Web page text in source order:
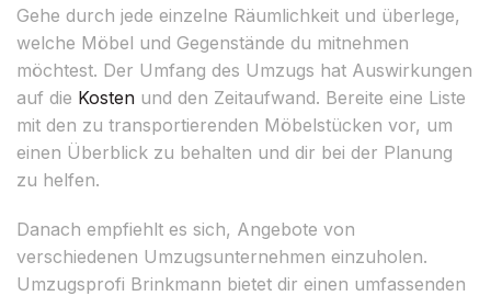
Gehe durch jede einzelne Räumlichkeit und überlege,
welche Möbel und Gegenstände du mitnehmen
möchtest. Der Umfang des Umzugs hat Auswirkungen
auf die Kosten und den Zeitaufwand. Bereite eine Liste
mit den zu transportierenden Möbelstücken vor, um
einen Überblick zu behalten und dir bei der Planung
zu helfen.
Danach empfiehlt es sich, Angebote von
verschiedenen Umzugsunternehmen einzuholen.
Umzugsprofi Brinkmann bietet dir einen umfassenden